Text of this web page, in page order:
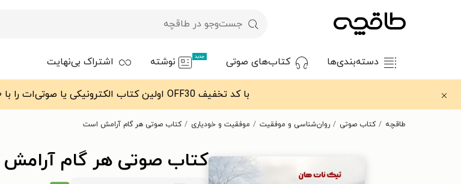
دسته‌بندی‌ها کتاب‌های صوتی جدید نوشته اشتراک بی‌نهایت
با کد تخفیف OFF30 اولین کتاب الکترونیکی یا صوتی‌ات را با ۳۰٪ تخفیف از طاقچه دریافت کن.
طاقچه کتاب صوتی روان‌شناسی و موفقیت موفقیت و خودیاری کتاب صوتی هر گام آرامش است
کتاب صوتی هر گام